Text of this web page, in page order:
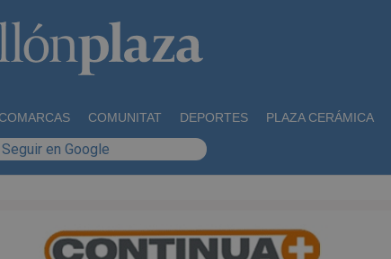
COMARCAS COMUNITAT DEPORTES PLAZA CERÁMICA
en Google